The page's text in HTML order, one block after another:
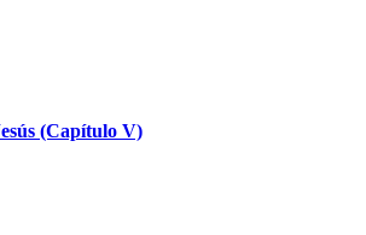
(Capítulo V)